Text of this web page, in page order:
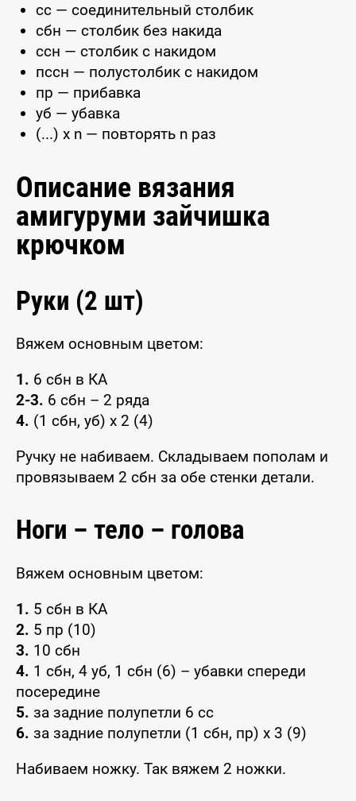
сс — соединительный столбик
сбн — столбик без накида
ссн — столбик с накидом
пссн — полустолбик с накидом
пр — прибавка
уб — убавка
(...) x n — повторять n раз
Описание вязания
амигуруми зайчишка
крючком
Руки (2 шт)
Вяжем основным цветом:
1. 6 сбн в КА
2-3. 6 сбн – 2 ряда
4. (1 сбн, уб) х 2 (4)
Ручку не набиваем. Складываем пополам и
провязываем 2 сбн за обе стенки детали.
Ноги – тело – голова
Вяжем основным цветом:
1. 5 сбн в КА
2. 5 пр (10)
3. 10 сбн
4. 1 сбн, 4 уб, 1 сбн (6) – убавки спереди
посередине
5. за задние полупетли 6 сс
6. за задние полупетли (1 сбн, пр) х 3 (9)
Набиваем ножку. Так вяжем 2 ножки.